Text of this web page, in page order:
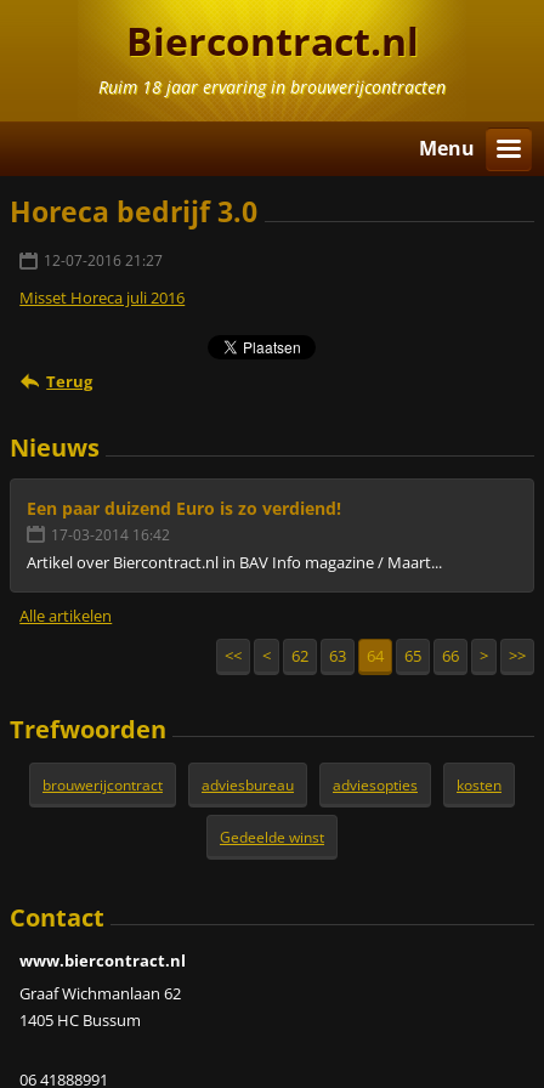
Biercontract.nl
Ruim 18 jaar ervaring in brouwerijcontracten
Menu
Horeca bedrijf 3.0
12-07-2016 21:27
Misset Horeca juli 2016
Terug
Nieuws
Een paar duizend Euro is zo verdiend!
17-03-2014 16:42
Artikel over Biercontract.nl in BAV Info magazine / Maart...
Alle artikelen
<<
< 62 63 64 65 66 > >>
Trefwoorden
brouwerijcontract adviesbureau adviesopties kosten
Gedeelde winst
Contact
www.biercontract.nl
Graaf Wichmanlaan 62
1405 HC Bussum
06 41888991